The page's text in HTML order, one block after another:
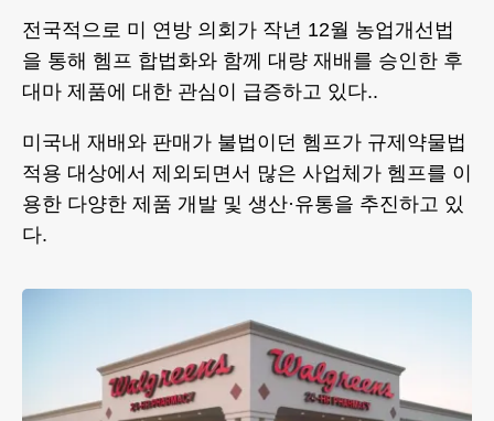
전국적으로 미 연방 의회가 작년 12월 농업개선법
을 통해 헴프 합법화와 함께 대량 재배를 승인한 후
대마 제품에 대한 관심이 급증하고 있다..
미국내 재배와 판매가 불법이던 헴프가 규제약물법
적용 대상에서 제외되면서 많은 사업체가 헴프를 이
용한 다양한 제품 개발 및 생산·유통을 추진하고 있
다.